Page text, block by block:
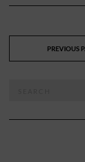
PREVIOUS